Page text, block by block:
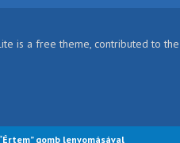
gomb lenyomásával
is a free theme, contributed to